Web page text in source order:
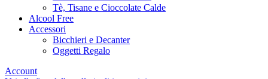
Tè, Tisane e Cioccolate Calde
Alcool Free
Accessori
Bicchieri e Decanter
Oggetti Regalo
Account